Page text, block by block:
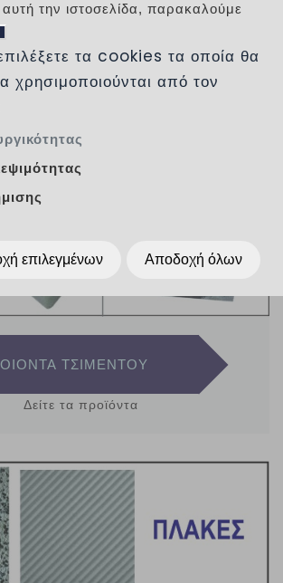
/ Προϊόντα /
ΤΣΙΜΕΝΤΟΥ
Δείτε τα προϊόντα
την ιστοσελίδα, παρακαλούμε
τα cookies τα οποία θα
χρησιμοποιούνται από τον
επιλεγμένων Αποδοχή όλων